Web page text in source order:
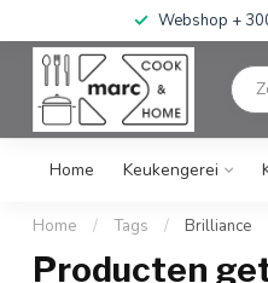
Webshop +
Home Keukengerei
Home / Tags / Brilliance
Producten